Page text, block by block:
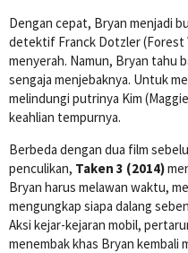
Dengan cepat, Bryan menjadi
detektif Franck Dotzler (Forest
menyerah. Namun, Bryan tahu
sengaja menjebaknya. Untuk
melindungi putrinya Kim
keahlian tempurnya.
Berbeda dengan dua film
penculikan, Taken 3 (2014)
Bryan harus melawan waktu,
mengungkap siapa dalang
Aksi kejar-kejaran mobil,
menembak khas Bryan kembali